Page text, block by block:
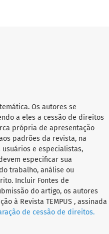
Os autores se
a eles a cessão de direitos
própria de apresentação
padrões da revista, na
e especialistas,
especificar sua
trabalho, análise ou
Incluir Fontes de
do artigo, os autores
à Revista TEMPUS , assinada
de cessão de direitos.